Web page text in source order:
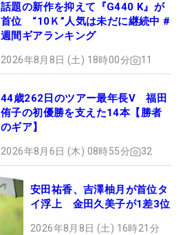
話題の新作を抑えて『G440 K』が
首位 “10Ｋ”人気は未だに継続中 #
週間ギアランキング
2026年8月8日 (土) 18時00分 11
44歳262日のツアー最年長V 福田
侑子の初優勝を支えた14本【勝者
のギア】
2026年8月6日 (木) 08時55分 32
安田祐香、吉澤柚月が首位タ
イ浮上 金田久美子が1差3位
2026年8月8日 (土) 16時21分